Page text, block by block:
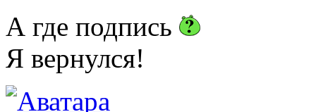
А где подпись
Я вернулся!